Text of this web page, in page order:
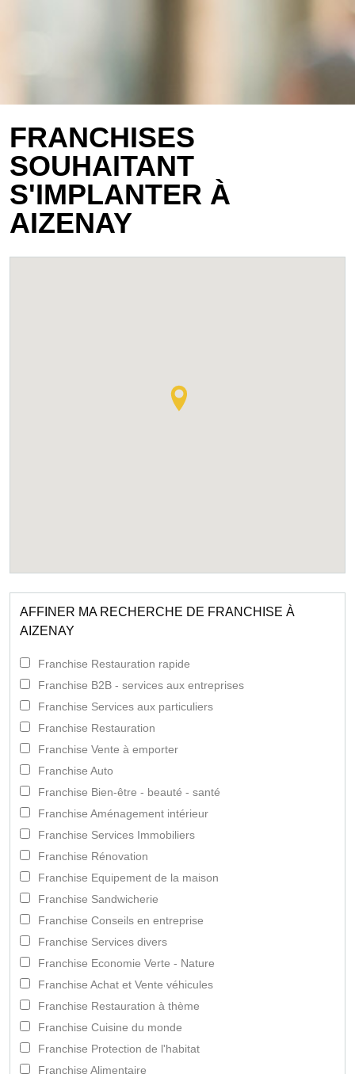
FRANCHISES
SOUHAITANT
S'IMPLANTER À
AIZENAY
AFFINER MA RECHERCHE DE FRANCHISE À
AIZENAY
Franchise Restauration rapide
Franchise B2B - services aux entreprises
Franchise Services aux particuliers
Franchise Restauration
Franchise Vente à emporter
Franchise Auto
Franchise Bien-être - beauté - santé
Franchise Aménagement intérieur
Franchise Services Immobiliers
Franchise Rénovation
Franchise Equipement de la maison
Franchise Sandwicherie
Franchise Conseils en entreprise
Franchise Services divers
Franchise Economie Verte - Nature
Franchise Achat et Vente véhicules
Franchise Restauration à thème
Franchise Cuisine du monde
Franchise Protection de l'habitat
Franchise Alimentaire